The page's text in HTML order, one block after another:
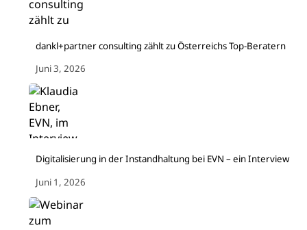
dankl+partner consulting zählt zu Österreichs Top-Beratern
Juni 3, 2026
Digitalisierung in der Instandhaltung bei EVN – ein Interview
Juni 1, 2026